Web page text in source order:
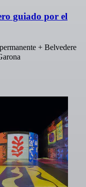
guiado por el
+ Belvedere